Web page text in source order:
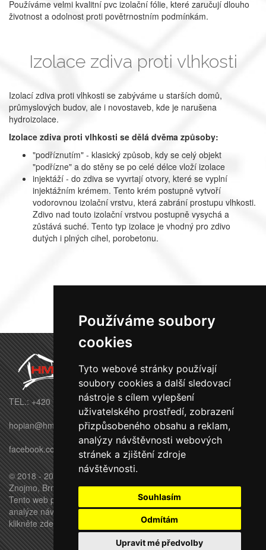
Používáme soubory
cookies
Tyto webové stránky používají
soubory cookies a další sledovací
nástroje s cílem vylepšení
uživatelského prostředí, zobrazení
přizpůsobeného obsahu a reklam,
analýzy návštěvnosti webových
stránek a zjištění zdroje
návštěvnosti.
Souhlasím
Odmítám
Upravit mé předvolby
Používáme velmi kvalitní pvc izolační fólie, které zaručují dlouho
životnost a odolnost proti povětrnostním podmínkám.
Izolace zdiva proti vlhkosti
Izolací zdiva proti vlhkosti se zabýváme u starších domů,
průmyslových budov, ale i novostaveb, kde je narušena
hydroizolace.
Izolace zdiva proti vlhkosti se dělá dvěma způsoby:
"podříznutím" - klasický způsob, kdy se celý objekt
"podřízne" a do stěny se po celé délce vloží izolace
injektáží - do zdiva se vyvrtají otvory, které se vyplní
injektážním krémem. Tento krém postupně vytvoří
vodorovnou izolační vrstvu, která zabrání prostupu vlhkosti.
Zdivo nad touto izolační vrstvou postupně vysychá a
zůstává suché. Tento typ izolace je vhodný pro zdivo
dutých i plných cihel, porobetonu.
TEL.: +420 770 695 569
hopian@hmbuilding.cz
facebook.com/HMbuildingstavby
© 2018 - 2026 HM BUILDING s.r.o. - Moravské Budějovice,
Znojmo, Brno, Třebíč, Jihlava
Tento web používá k poskytování služeb, personalizaci reklam a
analýze návštěvnosti soubory cookie.Pro úpravu převolby
klikněte zde.